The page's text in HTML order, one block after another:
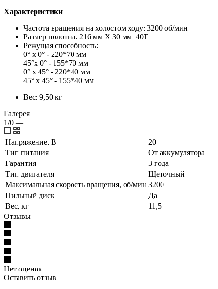
Характеристики
Частота вращения на холостом ходу: 3200 об/мин
Размер полотна: 216 мм X 30 мм 40T
Режущая способность:
0° x 0° - 220*70 мм
45°x 0° - 155*70 мм
0° x 45° - 220*40 мм
45° x 45° - 155*40 мм
Вес: 9,50 кг
Галерея
1/0 —
Напряжение, В
20
Тип питания
От аккумулятора
Гарантия
3 года
Тип двигателя
Щеточный
Максимальная скорость вращения, об/мин 3200
Пильный диск
Да
Вес, кг
11,5
Отзывы
Нет оценок
Оставить отзыв